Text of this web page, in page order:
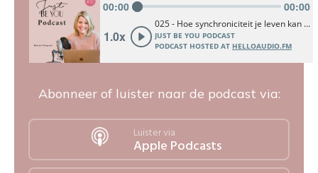
Abonneer of luister naar de podcast via:
Luister via
Apple Podcasts